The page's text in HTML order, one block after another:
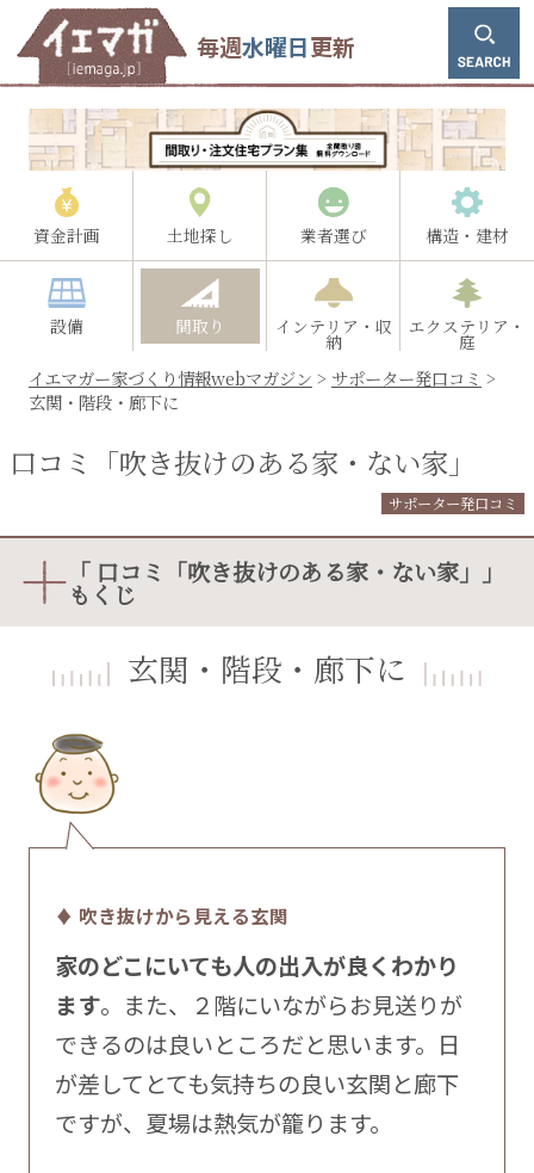
毎週水曜日更新
資金計画 土地探し 業者選び 構造・建材
設備 間取り インテリア・収
納
エクステリア・
庭
イエマガー家づくり情報webマガジン > サポーター発口コミ >
玄関・階段・廊下に
口コミ「吹き抜けのある家・ない家」
サポーター発口コミ
「 口コミ「吹き抜けのある家・ない家」」
もくじ
玄関・階段・廊下に
♦ 吹き抜けから見える玄関
家のどこにいても人の出入が良くわかり
ます。また、２階にいながらお見送りが
できるのは良いところだと思います。日
が差してとても気持ちの良い玄関と廊下
ですが、夏場は熱気が籠ります。